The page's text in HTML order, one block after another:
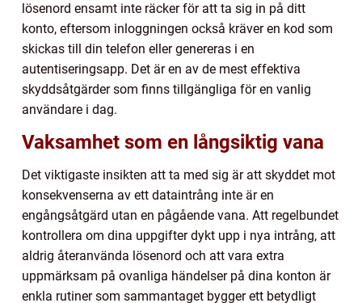
lösenord ensamt inte räcker för att ta sig in på ditt
konto, eftersom inloggningen också kräver en kod som
skickas till din telefon eller genereras i en
autentiseringsapp. Det är en av de mest effektiva
skyddsåtgärder som finns tillgängliga för en vanlig
användare i dag.
Vaksamhet som en långsiktig vana
Det viktigaste insikten att ta med sig är att skyddet mot
konsekvenserna av ett dataintrång inte är en
engångsåtgärd utan en pågående vana. Att regelbundet
kontrollera om dina uppgifter dykt upp i nya intrång, att
aldrig återanvända lösenord och att vara extra
uppmärksam på ovanliga händelser på dina konton är
enkla rutiner som sammantaget bygger ett betydligt